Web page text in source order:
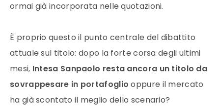
ormai già incorporata nelle quotazioni.
È proprio questo il punto centrale del dibattito
attuale sul titolo: dopo la forte corsa degli ultimi
mesi, Intesa Sanpaolo resta ancora un titolo da
sovrappesare in portafogliooppure il mercato
ha già scontato il meglio dello scenario?